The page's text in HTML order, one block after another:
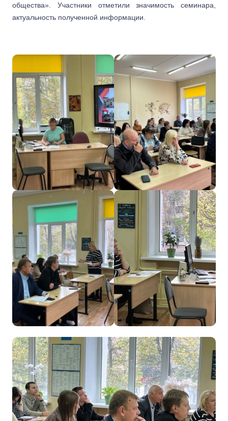
общества». Участники отметили значимость семинара,
актуальность полученной информации.